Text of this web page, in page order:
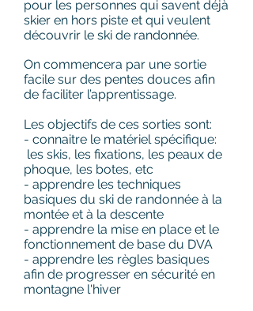
pour les personnes qui savent déjà
skier en hors piste et qui veulent
découvrir le ski de randonnée.
On commencera par une sortie
facile sur des pentes douces afin
de faciliter l’apprentissage.
Les objectifs de ces sorties sont:
- connaitre le matérielspécifique:
les skis, les fixations, les peaux de
phoque, les botes, etc
- apprendre les techniques
basiques du ski de randonnée à la
montée et à la descente
- apprendre la mise en place et le
fonctionnement de base du DVA
- apprendre les règles basiques
afin de progresser en sécurité en
montagne l'hiver